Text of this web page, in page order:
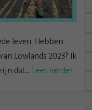
leven. Hebben
Lowlands 2023? Ik
dat... Lees verder